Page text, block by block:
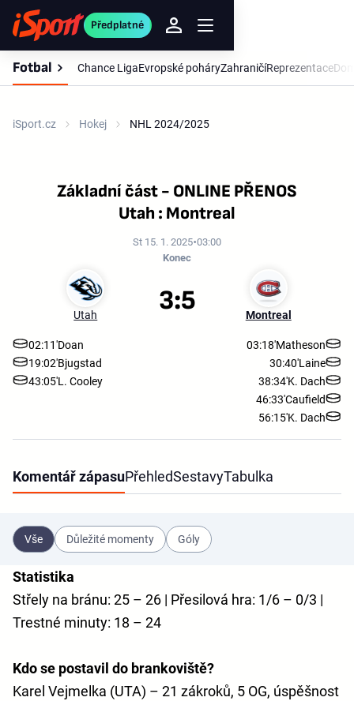
Předplatné
Fotbal Chance LigaEvropské poháryZahraničíReprezentace
iSport.cz Hokej NHL 2024/2025
Základní část - ONLINE PŘENOS
Utah : Montreal
St 15. 1. 2025 03:00
Konec
Utah Montreal
3:5
02:11'Doan
19:02'Bjugstad
43:05'L. Cooley
03:18'Matheson
30:40'Laine
38:34'K. Dach
46:33'Caufield
56:15'K. Dach
Komentář zápasuPřehledSestavyTabulka
Vše Důležité momenty Góly
Statistika
Střely na bránu: 25 – 26 | Přesilová hra: 1/6 – 0/3 |
Trestné minuty: 18 – 24
Kdo se postavil do brankoviště?
Karel Vejmelka (UTA) – 21 zákroků, 5 OG, úspěšnost